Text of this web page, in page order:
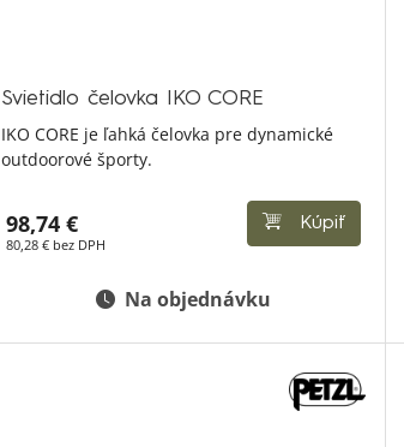
Svietidlo čelovka IKO CORE
IKO CORE je ľahká čelovka pre dynamické
outdoorové športy.
98,74 €
80,28 € bez DPH
Kúpiť
Na objednávku